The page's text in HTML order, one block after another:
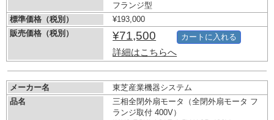
フランジ型
標準価格（税別）
¥193,000
販売価格（税別）
¥71,500
詳細はこちらへ
カートに入れる
メーカー名
東芝産業機器システム
品名
三相全閉外扇モータ（全閉外扇モータ フ
ランジ取付 400V）